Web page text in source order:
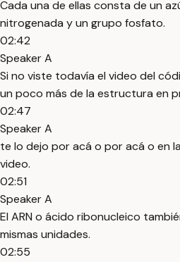
Cada una de ellas consta de un
nitrogenada y un grupo fosfato.
02:42
Speaker A
Si no viste todavía el video del
un poco más de la estructura en
02:47
Speaker A
te lo dejo por acá o por acá o en
video.
02:51
Speaker A
El ARN o ácido ribonucleico
mismas unidades.
02:55